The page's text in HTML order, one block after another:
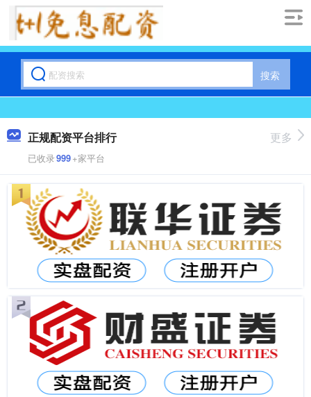
搜索
正规配资平台排行
已收录999+家平台
更多